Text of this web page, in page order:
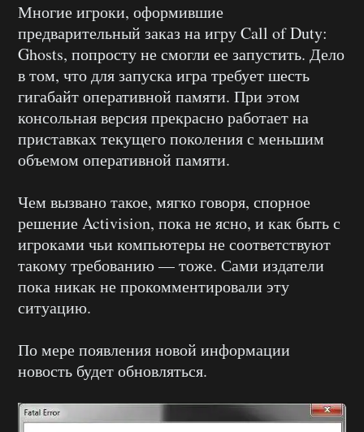
Многие игроки, оформившие
предварительный заказ на игру Call of Duty:
Ghosts, попросту не смогли ее запустить. Дело
в том, что для запуска игра требует шесть
гигабайт оперативной памяти. При этом
консольная версия прекрасно работает на
приставках текущего поколения с меньшим
объемом оперативной памяти.
Чем вызвано такое, мягко говоря, спорное
решение Activision, пока не ясно, и как быть с
игроками чьи компьютеры не соответствуют
такому требованию — тоже. Сами издатели
пока никак не прокомментировали эту
ситуацию.
По мере появления новой информации
новость будет обновляться.